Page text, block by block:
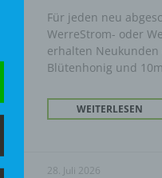
Für jeden neu
WerreStrom- oder
erhalten Neukunden
Blütenhonig und 10m
WEITERLESEN
28. Juli 2026